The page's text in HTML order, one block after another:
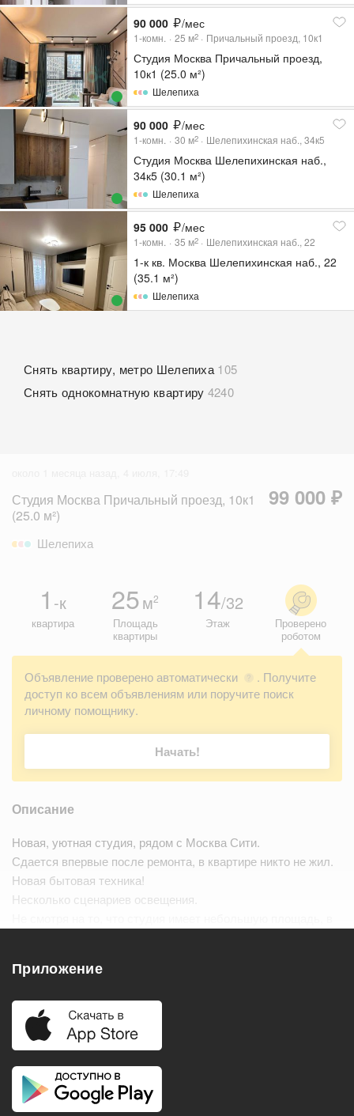
90 000 /мес
1-комн. 25 м2 Причальный проезд, 10к1
Студия Москва Причальный проезд,
10к1 (25.0 м²)
Шелепиха
90 000 /мес
1-комн. 30 м2 Шелепихинская наб., 34к5
Студия Москва Шелепихинская наб.,
34к5 (30.1 м²)
Шелепиха
95 000 /мес
1-комн. 35 м2 Шелепихинская наб., 22
1-к кв. Москва Шелепихинская наб., 22
(35.1 м²)
Шелепиха
Снять квартиру, метро Шелепиха 105
Снять однокомнатную квартиру 4240
Студия Москва Причальный проезд, 10к1
(25.0 м²)
99 000 ₽
Шелепиха
1 -к
квартира
25м2
Площадь
квартиры
14/32
Этаж
Проверено
роботом
Объявление проверено автоматически ?
. Получите
доступ ко всем объявлениям или поручите поиск
личному помощнику.
Начать!
Описание
Новая, уютная студия, рядом с Москва Сити.
Сдается впервые после ремонта, в квартире никто не жил.
Новая бытовая техника!
Несколько сценариев освещения.
Удобства
Балкон
Холодильник
Телевизор
Кондиционер
Приложение